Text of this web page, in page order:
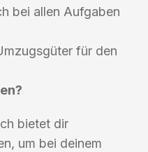
bei allen Aufgaben
für den
bietet dir
um bei deinem